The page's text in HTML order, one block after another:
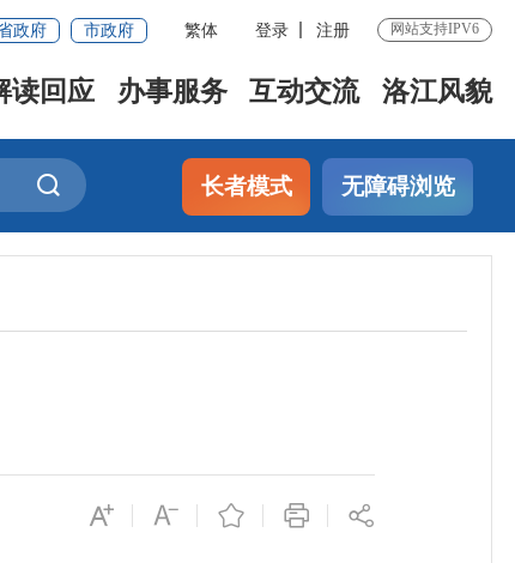
政府 市政府 繁体 登录 注册 网站支持IPV6
读回应 办事服务 互动交流 洛江风貌
长者模式 无障碍浏览